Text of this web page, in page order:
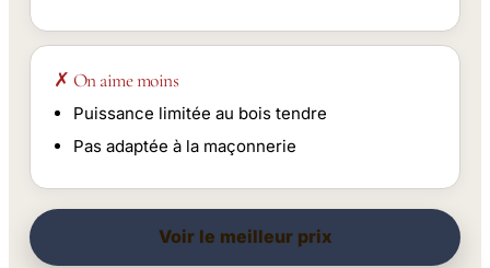
✗ On aime moins
Puissance limitée au bois tendre
Pas adaptée à la maçonnerie
Voir le meilleur prix